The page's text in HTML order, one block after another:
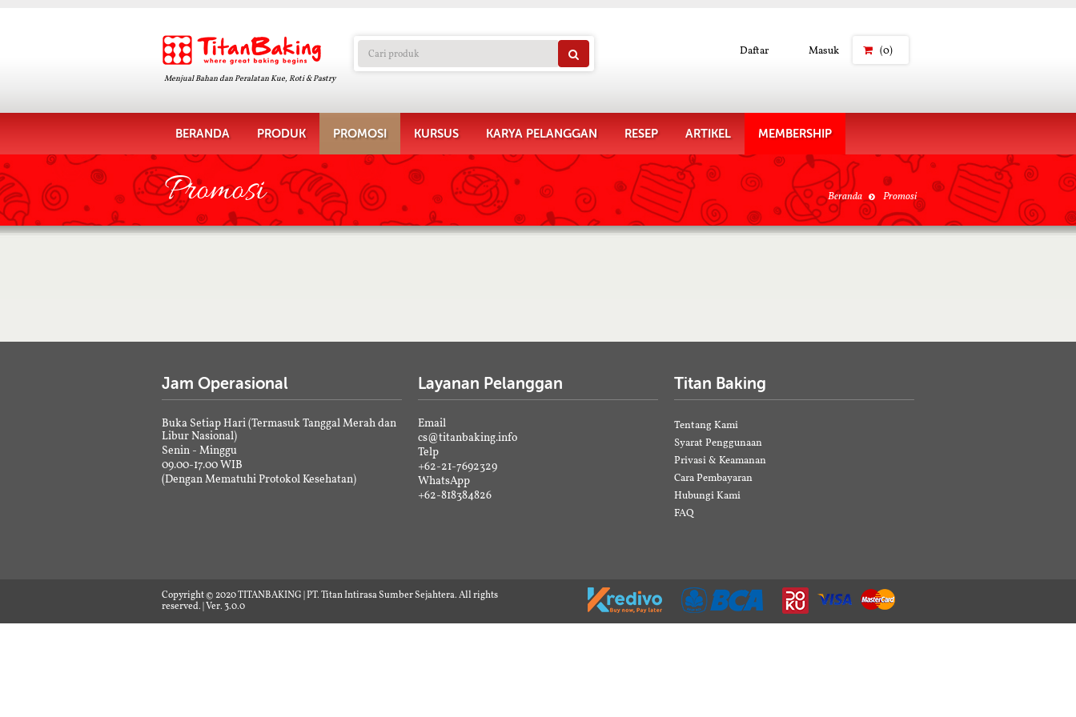
Menjual Bahan dan Peralatan Kue, Roti & Pastry
Daftar Masuk (0)
BERANDA PRODUK PROMOSI KURSUS KARYA PELANGGAN RESEP ARTIKEL MEMBERSHIP
Promosi Beranda Promosi
Jam Operasional
Buka Setiap Hari (Termasuk Tanggal Merah dan
Libur Nasional)
Senin - Minggu
09.00-17.00 WIB
(Dengan Mematuhi Protokol Kesehatan)
Layanan Pelanggan
Email
cs@titanbaking.info
Telp
+62-21-7692329
WhatsApp
+62-818384826
Titan Baking
Tentang Kami
Syarat Penggunaan
Privasi & Keamanan
Cara Pembayaran
Hubungi Kami
FAQ
Copyright © 2020 TITANBAKING | PT. Titan Intirasa Sumber Sejahtera. All rights
reserved. | Ver. 3.0.0